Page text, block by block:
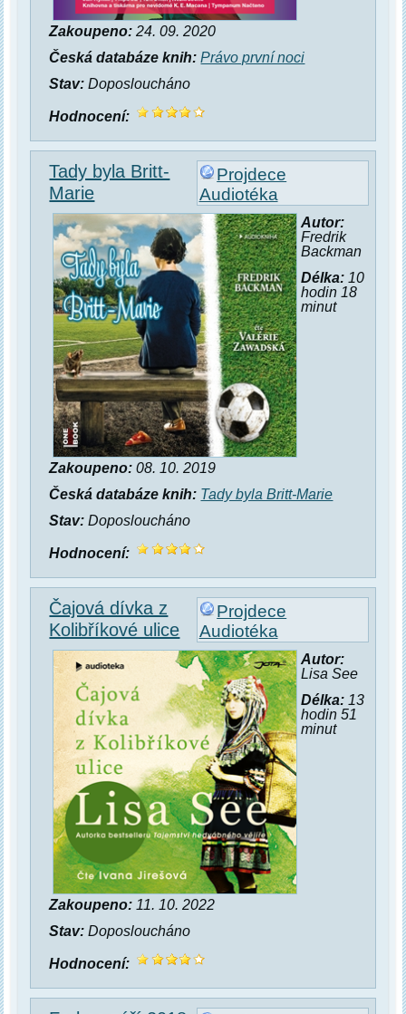
Zakoupeno: 24. 09. 2020
Česká databáze knih: Právo první noci
Stav: Doposloucháno
Hodnocení:
Projdece
Audiotéka
Tady byla Britt-
Marie
Autor:
Fredrik
Backman
Délka:10
hodin 18
minut
Zakoupeno: 08. 10. 2019
Česká databáze knih: Tady byla Britt-Marie
Stav: Doposloucháno
Hodnocení:
Projdece
Audiotéka
Čajová dívka z
Kolibříkové ulice
Autor:
Lisa See
Délka:13
hodin 51
minut
Zakoupeno: 11. 10. 2022
Stav: Doposloucháno
Hodnocení: